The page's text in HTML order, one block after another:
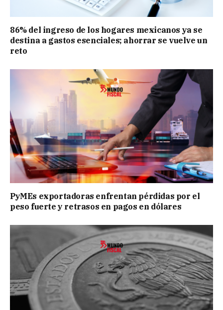
86% del ingreso de los hogares mexicanos ya se
destina a gastos esenciales; ahorrar se vuelve un
reto
PyMEs exportadoras enfrentan pérdidas por el
peso fuerte y retrasos en pagos en dólares